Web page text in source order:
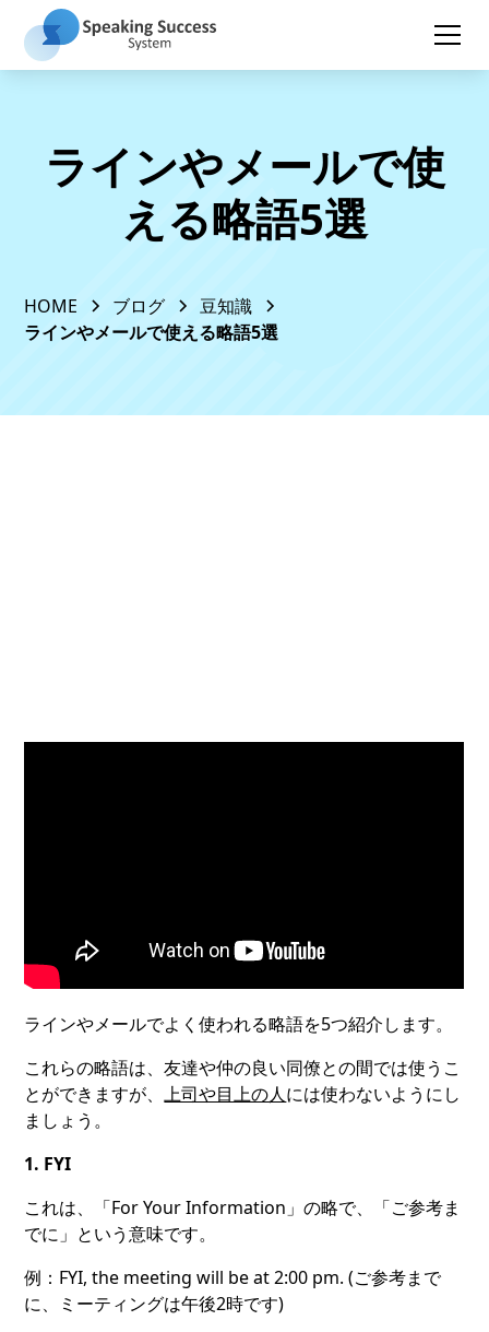
ラインやメールで使
える略語5選
HOME ブログ
豆知識
ラインやメールで使える略語5選
ラインやメールでよく使われる略語を5つ紹介します。
これらの略語は、友達や仲の良い同僚との間では使うこ
とができますが、上司や目上の人には使わないようにし
ましょう。
1. FYI
これは、「For Your Information」の略で、「ご参考ま
でに」という意味です。
例：FYI, the meeting will be at 2:00 pm. (ご参考まで
に、ミーティングは午後2時です)